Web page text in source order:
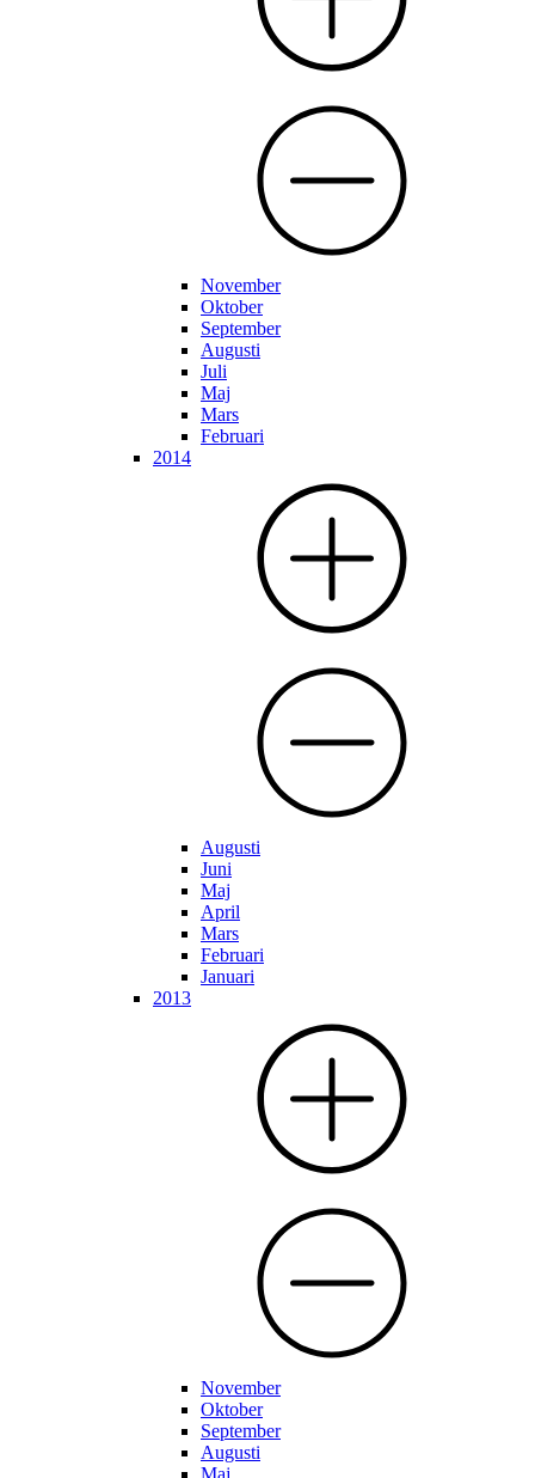
November
Oktober
September
Augusti
Juli
Maj
Mars
Februari
2014
Augusti
Juni
Maj
April
Mars
Februari
Januari
2013
November
Oktober
September
Augusti
Maj